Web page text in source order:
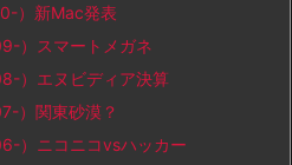
）新Mac発表
）スマートメガネ
）エヌビディア決算
）関東砂漠？
）ニコニコvsハッカー